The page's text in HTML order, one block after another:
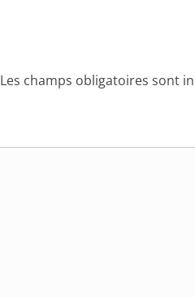
Les champs obligatoires sont